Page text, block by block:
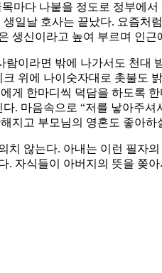
마다 나붙을 정도로 정부에
일날 호사는 끝났다. 요즘처
생신이라고 높여 부르며 인근
이라면 밖에 나가서도 천대
위에 나이숫자대로 촛불도
한마디씩 덕담을 하도록
. 마음속으로 “저를 낳아주
지고 부모님의 영혼도 좋아하
않는다. 아내는 이런 필자
자식들이 아버지의 뜻을 쫒